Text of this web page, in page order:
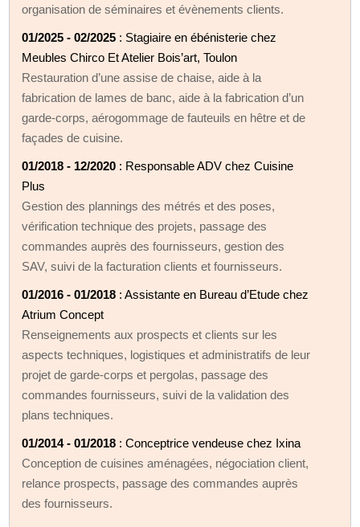
organisation de séminaires et évènements clients.
01/2025 - 02/2025 : Stagiaire en ébénisterie chez
Meubles Chirco Et Atelier Bois’art, Toulon
Restauration d’une assise de chaise, aide à la
fabrication de lames de banc, aide à la fabrication d’un
garde-corps, aérogommage de fauteuils en hêtre et de
façades de cuisine.
01/2018 - 12/2020 : Responsable ADV chez Cuisine
Plus
Gestion des plannings des métrés et des poses,
vérification technique des projets, passage des
commandes auprès des fournisseurs, gestion des
SAV, suivi de la facturation clients et fournisseurs.
01/2016 - 01/2018 : Assistante en Bureau d’Etude chez
Atrium Concept
Renseignements aux prospects et clients sur les
aspects techniques, logistiques et administratifs de leur
projet de garde-corps et pergolas, passage des
commandes fournisseurs, suivi de la validation des
plans techniques.
01/2014 - 01/2018 : Conceptrice vendeuse chez Ixina
Conception de cuisines aménagées, négociation client,
relance prospects, passage des commandes auprès
des fournisseurs.